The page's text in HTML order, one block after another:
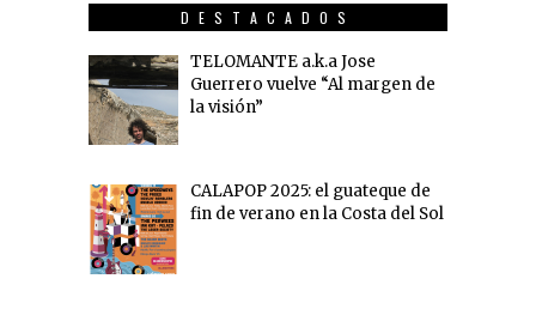
DESTACADOS
TELOMANTE a.k.a Jose
Guerrero vuelve “Al margen de
la visión”
CALAPOP 2025: el guateque de
fin de verano en la Costa del Sol